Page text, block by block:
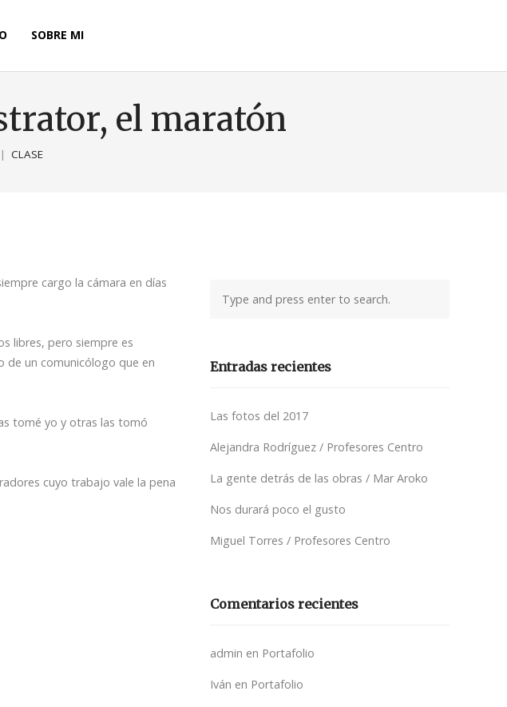
SOBRE MI
el maratón
CLASE
cargo la cámara en días
libres, pero siempre es
de un comunicólogo que en
tomé yo y otras las tomó
cuyo trabajo vale la pena
Entradas recientes
Las fotos del 2017
Alejandra Rodríguez / Profesores Centro
La gente detrás de las obras / Mar Aroko
Nos durará poco el gusto
Miguel Torres / Profesores Centro
Comentarios recientes
admin en Portafolio
Iván en Portafolio